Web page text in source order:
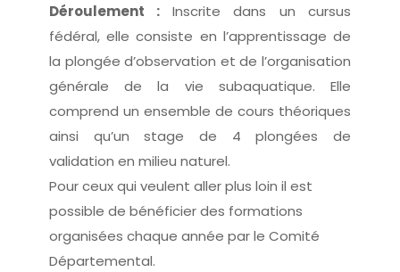
Déroulement : Inscrite dans un cursus
fédéral, elle consiste en l’apprentissage de
la plongée d’observation et de l’organisation
générale de la vie subaquatique. Elle
comprend un ensemble de cours théoriques
ainsi qu’un stage de 4 plongées de
validation en milieu naturel.
Pour ceux qui veulent aller plus loin il est
possible de bénéficier des formations
organisées chaque année par le Comité
Départemental.